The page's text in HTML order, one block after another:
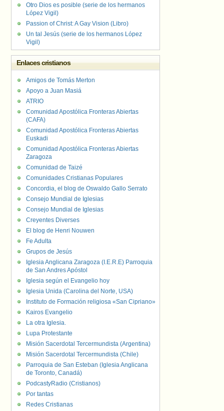
Otro Dios es posible (serie de los hermanos
López Vigil)
Passion of Christ: A Gay Vision (Libro)
Un tal Jesús (serie de los hermanos López
Vigil)
Enlaces cristianos
Amigos de Tomás Merton
Apoyo a Juan Masiá
ATRIO
Comunidad Apostólica Fronteras Abiertas
(CAFA)
Comunidad Apostólica Fronteras Abiertas
Euskadi
Comunidad Apostólica Fronteras Abiertas
Zaragoza
Comunidad de Taizé
Comunidades Cristianas Populares
Concordia, el blog de Oswaldo Gallo Serrato
Consejo Mundial de Iglesias
Consejo Mundial de Iglesias
Creyentes Diverses
El blog de Henri Nouwen
Fe Adulta
Grupos de Jesús
Iglesia Anglicana Zaragoza (I.E.R.E) Parroquia
de San Andres Apóstol
Iglesia según el Evangelio hoy
Iglesia Unida (Carolina del Norte, USA)
Instituto de Formación religiosa «San Cipriano»
Kairos Evangelio
La otra Iglesia.
Lupa Protestante
Misión Sacerdotal Tercermundista (Argentina)
Misión Sacerdotal Tercermundista (Chile)
Parroquia de San Esteban (Iglesia Anglicana
de Toronto, Canadá)
PodcastyRadio (Cristianos)
Por tantas
Redes Cristianas